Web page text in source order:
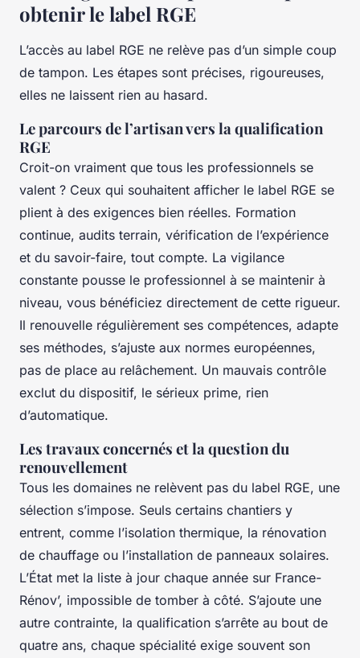
obtenir le label RGE
L’accès au label RGE ne relève pas d’un simple coup
de tampon. Les étapes sont précises, rigoureuses,
elles ne laissent rien au hasard.
Le parcours de l’artisan vers la qualification
RGE
Croit-on vraiment que tous les professionnels se
valent ? Ceux qui souhaitent afficher le label RGE se
plient à des exigences bien réelles. Formation
continue, audits terrain, vérification de l’expérience
et du savoir-faire, tout compte. La vigilance
constante pousse le professionnel à se maintenir à
niveau, vous bénéficiez directement de cette rigueur.
Il renouvelle régulièrement ses compétences, adapte
ses méthodes, s’ajuste aux normes européennes,
pas de place au relâchement. Un mauvais contrôle
exclut du dispositif, le sérieux prime, rien
d’automatique.
Les travaux concernés et la question du
renouvellement
Tous les domaines ne relèvent pas du label RGE, une
sélection s’impose. Seuls certains chantiers y
entrent, comme l’isolation thermique, la rénovation
de chauffage ou l’installation de panneaux solaires.
L’État met la liste à jour chaque année sur France-
Rénov’, impossible de tomber à côté. S’ajoute une
autre contrainte, la qualification s’arrête au bout de
quatre ans, chaque spécialité exige souvent son